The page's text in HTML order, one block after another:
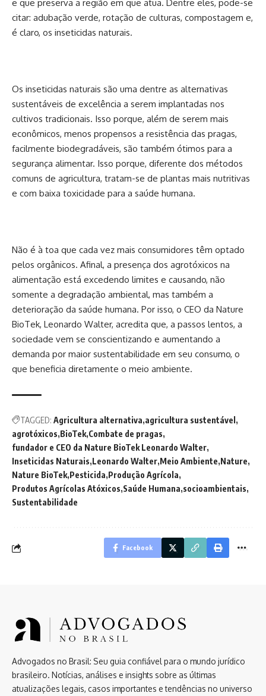
e que preserva a região em que atua. Dentre eles, pode-se
citar: adubação verde, rotação de culturas, compostagem e,
é claro, os inseticidas naturais.
Os inseticidas naturais são uma dentre as alternativas
sustentáveis de excelência a serem implantadas nos
cultivos tradicionais. Isso porque, além de serem mais
econômicos, menos propensos a resistência das pragas,
facilmente biodegradáveis, são também ótimos para a
segurança alimentar. Isso porque, diferente dos métodos
comuns de agricultura, tratam-se de plantas mais nutritivas
e com baixa toxicidade para a saúde humana.
Não é à toa que cada vez mais consumidores têm optado
pelos orgânicos. Afinal, a presença dos agrotóxicos na
alimentação está excedendo limites e causando, não
somente a degradação ambiental, mas também a
deterioração da saúde humana. Por isso, o CEO da Nature
BioTek, Leonardo Walter, acredita que, a passos lentos, a
sociedade vem se conscientizando e aumentando a
demanda por maior sustentabilidade em seu consumo, o
que beneficia diretamente o meio ambiente.
TAGGED: Agricultura alternativa agricultura sustentável
agrotóxicos BioTek Combate de pragas
fundador e CEO da Nature BioTek Leonardo Walter
Inseticidas Naturais Leonardo Walter Meio Ambiente Nature
Nature BioTek Pesticida Produção Agrícola
Produtos Agrícolas Atóxicos Saúde Humana socioambientais
Sustentabilidade
Facebook
Advogados no Brasil: Seu guia confiável para o mundo jurídico
brasileiro. Notícias, análises e insights sobre as últimas
atualizações legais, casos importantes e tendências no universo